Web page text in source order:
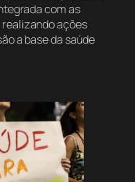
com as
ações
a base da saúde